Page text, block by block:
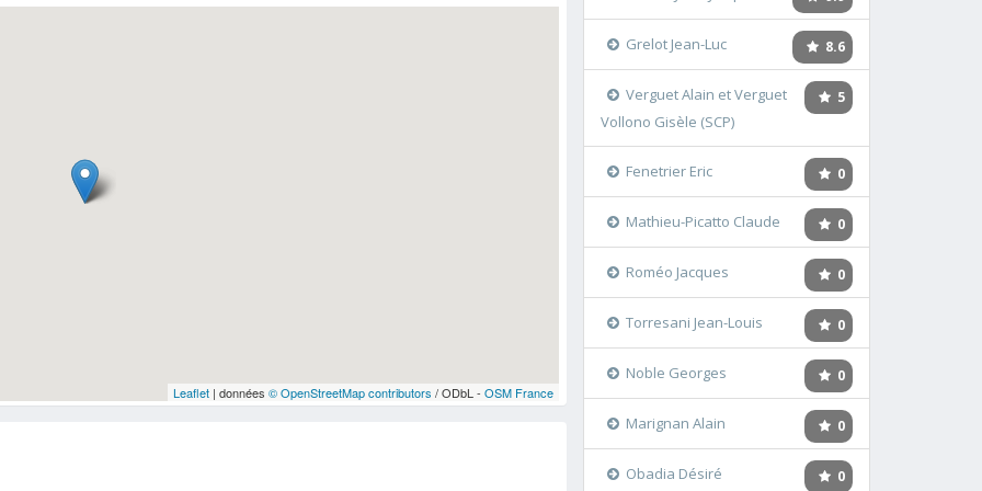
Leaflet| données © OpenStreetMap contributors / ODbL - OSM France
8.6
Grelot Jean-Luc
5
Verguet Alain et Verguet
Vollono Gisèle (SCP)
0
Fenetrier Eric
0
Mathieu-Picatto Claude
0
Roméo Jacques
0
Torresani Jean-Louis
0
Noble Georges
0
Marignan Alain
0
Obadia Désiré